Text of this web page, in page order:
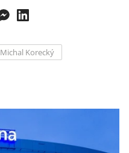
Michal Korecký